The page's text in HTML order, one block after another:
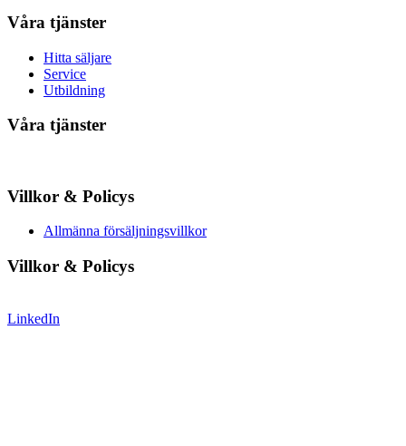
Våra tjänster
Hitta säljare
Service
Utbildning
Våra tjänster
Villkor & Policys
Allmänna försäljningsvillkor
Villkor & Policys
LinkedIn